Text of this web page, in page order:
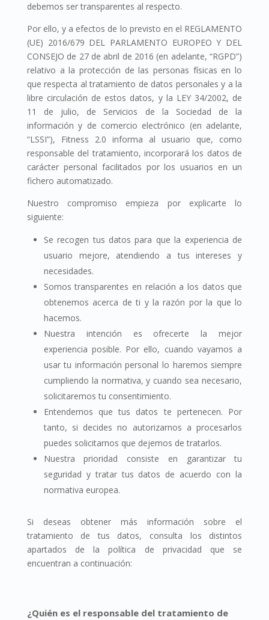
debemos ser transparentes al respecto.
Por ello, y a efectos de lo previsto en el REGLAMENTO
(UE) 2016/679 DEL PARLAMENTO EUROPEO Y DEL
CONSEJO de 27 de abril de 2016 (en adelante, “RGPD”)
relativo a la protección de las personas físicas en lo
que respecta al tratamiento de datos personales y a la
libre circulación de estos datos, y la LEY 34/2002, de
11 de julio, de Servicios de la Sociedad de la
información y de comercio electrónico (en adelante,
“LSSI”), Fitness 2.0 informa al usuario que, como
responsable del tratamiento, incorporará los datos de
carácter personal facilitados por los usuarios en un
fichero automatizado.
Nuestro compromiso empieza por explicarte lo
siguiente:
Se recogen tus datos para que la experiencia de
usuario mejore, atendiendo a tus intereses y
necesidades.
Somos transparentes en relación a los datos que
obtenemos acerca de ti y la razón por la que lo
hacemos.
Nuestra intención es ofrecerte la mejor
experiencia posible. Por ello, cuando vayamos a
usar tu información personal lo haremos siempre
cumpliendo la normativa, y cuando sea necesario,
solicitaremos tu consentimiento.
Entendemos que tus datos te pertenecen. Por
tanto, si decides no autorizarnos a procesarlos
puedes solicitarnos que dejemos de tratarlos.
Nuestra prioridad consiste en garantizar tu
seguridad y tratar tus datos de acuerdo con la
normativa europea.
Si deseas obtener más información sobre el
tratamiento de tus datos, consulta los distintos
apartados de la política de privacidad que se
encuentran a continuación:
¿Quién es el responsable del tratamiento de